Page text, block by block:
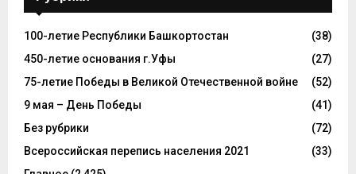
100-летие Республики Башкортостан
(38)
450-летие основания г.Уфы
(27)
75-летие Победы в Великой Отечественной войне
(52)
9 мая – День Победы
(41)
Без рубрики
(72)
Всероссийская перепись населения 2021
(33)